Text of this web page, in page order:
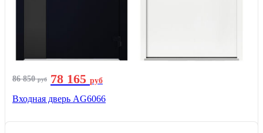
86 850руб 78 165 руб
Входная дверь AG6066